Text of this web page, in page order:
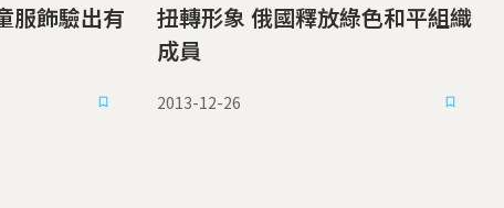
扭轉形象 俄國釋放綠色和平組織
成員
2013-12-26